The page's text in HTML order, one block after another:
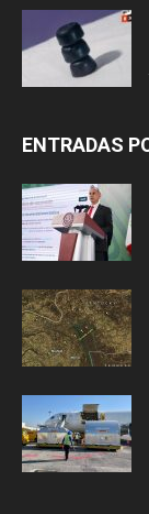
ENTRADAS